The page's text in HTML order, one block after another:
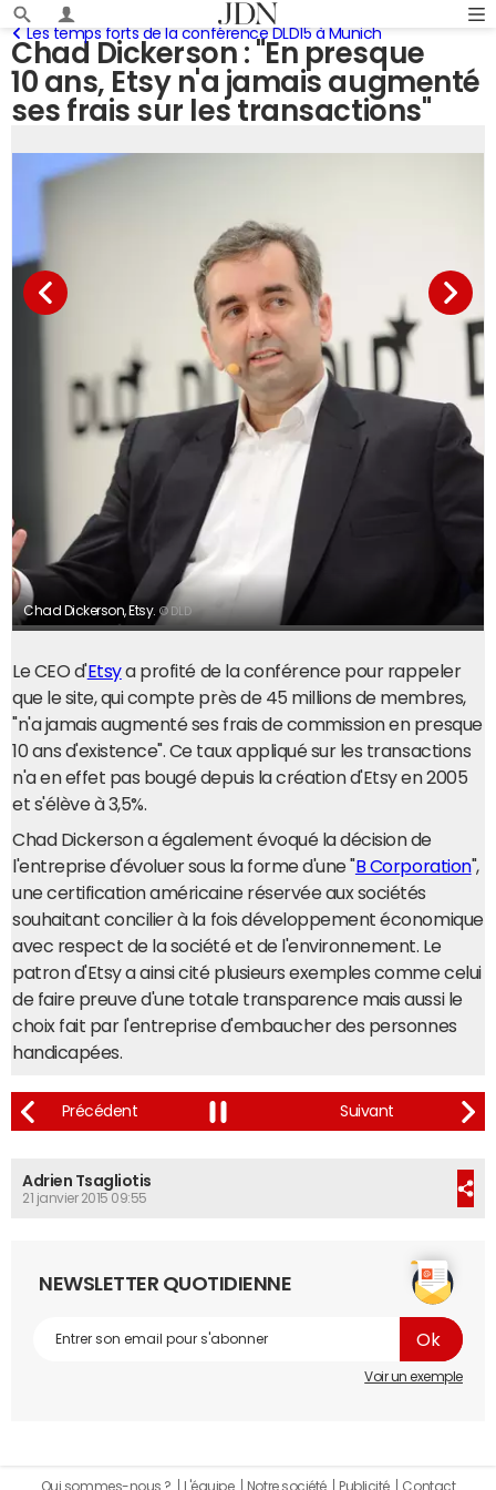
Chad Dickerson : "En presque
10 ans, Etsy n'a jamais augmenté
ses frais sur les transactions"
Les temps forts de la conférence DLD15 à Munich
Chad Dickerson, Etsy. © DLD
Le CEO d'Etsya profité de la conférence pour rappeler
que le site, qui compte près de 45 millions de membres,
"n'a jamais augmenté ses frais de commission en presque
10 ans d'existence". Ce taux appliqué sur les transactions
n'a en effet pas bougé depuis la création d'Etsy en 2005
et s'élève à 3,5%.
Chad Dickerson a également évoqué la décision de
l'entreprise d'évoluer sous la forme d'une "B Corporation",
une certification américaine réservée aux sociétés
souhaitant concilier à la fois développement économique
avec respect de la société et de l'environnement. Le
patron d'Etsy a ainsi cité plusieurs exemples comme celui
de faire preuve d'une totale transparence mais aussi le
choix fait par l'entreprise d'embaucher des personnes
handicapées.
Adrien Tsagliotis
21 janvier 2015 09:55
NEWSLETTER QUOTIDIENNE
Voir un exemple
Qui sommes-nous ? L'équipe Notre société Publicité Contact